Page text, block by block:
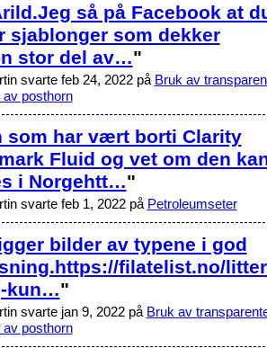
så på Facebook at
sjablonger som dekker
stor del av…"
svarte feb 24, 2022 på Bruk av
av posthorn
som har vært borti Clarity
Fluid og vet om den
i Norgehtt…"
svarte feb 1, 2022 på Petroleumseter
bilder av typene i god
filatelist.no/
kun…"
svarte jan 9, 2022 på Bruk av
av posthorn